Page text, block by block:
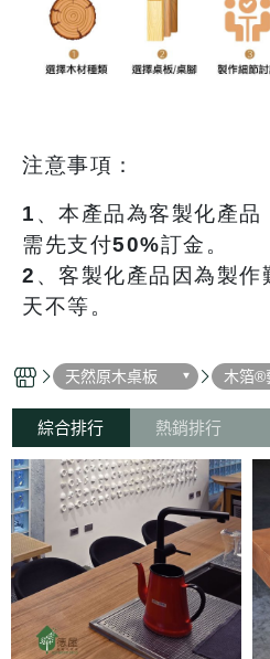
注意事項：
1、 本產品為客製化產品
需先支付50%訂金 。
2、 客製化產品因為製作
天不等。
天然原木桌板
木箔®
板
綜合排行 熱銷排行